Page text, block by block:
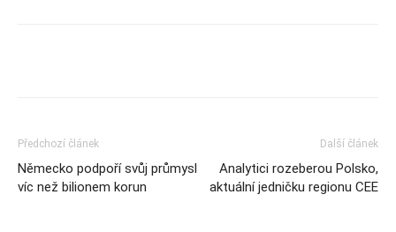
Předchozí článek
Německo podpoří svůj průmysl
víc než bilionem korun
Další článek
Analytici rozeberou Polsko,
aktuální jedničku regionu CEE